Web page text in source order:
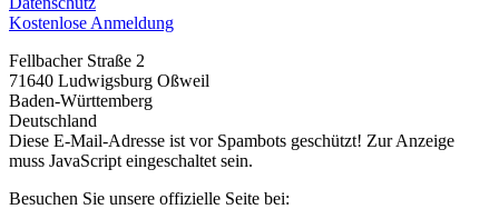
Kostenlose Anmeldung
Fellbacher Straße 2
71640 Ludwigsburg Oßweil
Baden-Württemberg
Deutschland
Diese E-Mail-Adresse ist vor Spambots geschützt! Zur Anzeige
muss JavaScript eingeschaltet sein.
Besuchen Sie unsere offizielle Seite bei: